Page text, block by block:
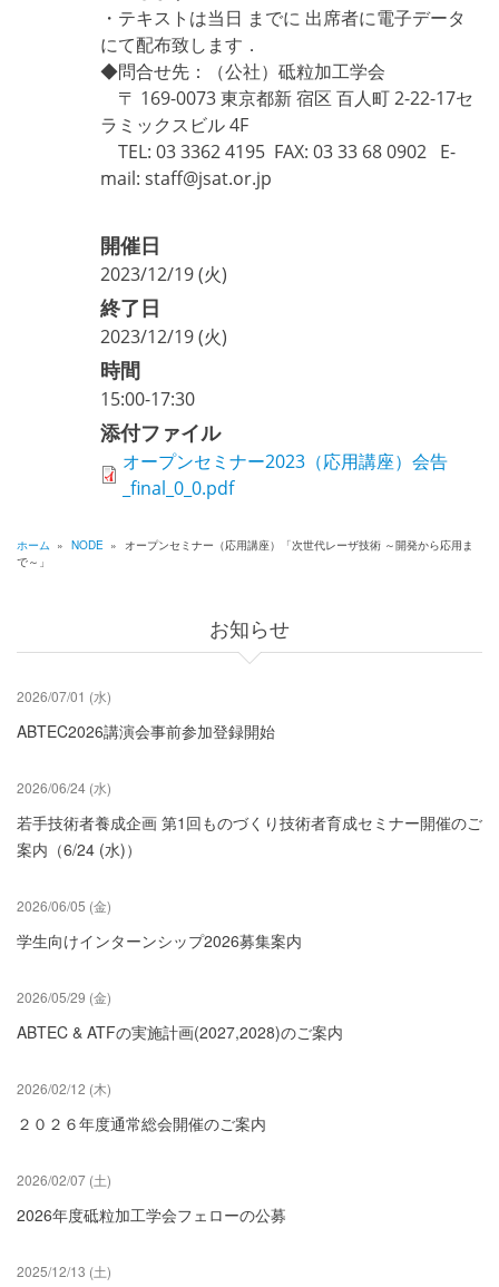
・テキストは当日 までに 出席者に電子データ
にて配布致します．
◆問合せ先：（公社）砥粒加工学会
〒 169-0073 東京都新 宿区 百人町 2-22-17セ
ラミックスビル 4F
TEL: 03 3362 4195 FAX: 03 33 68 0902 E-
mail: staff@jsat.or.jp
開催日
2023/12/19 (火)
終了日
2023/12/19 (火)
時間
15:00-17:30
添付ファイル
オープンセミナー2023（応用講座）会告
_final_0_0.pdf
パ
く
ず
ホーム » NODE »
オープンセミナー（応用講座）「次世代レーザ技術 ～開発から応用ま
で～」
お知らせ
2026/07/01 (水)
ABTEC2026講演会事前参加登録開始
2026/06/24 (水)
若手技術者養成企画 第1回ものづくり技術者育成セミナー開催のご
案内（6/24 (水)）
2026/06/05 (金)
学生向けインターンシップ2026募集案内
2026/05/29 (金)
ABTEC & ATFの実施計画(2027,2028)のご案内
2026/02/12 (木)
２０２６年度通常総会開催のご案内
2026/02/07 (土)
2026年度砥粒加工学会フェローの公募
2025/12/13 (土)